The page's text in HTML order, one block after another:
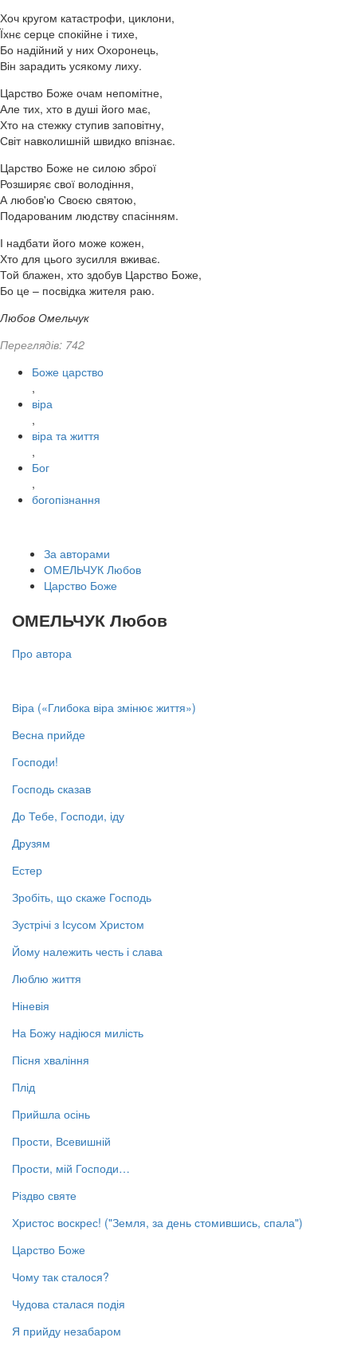
Хоч кругом катастрофи, циклони,
Їхнє серце спокійне і тихе,
Бо надійний у них Охоронець,
Він зарадить усякому лиху.
Царство Боже очам непомітне,
Але тих, хто в душі його має,
Хто на стежку ступив заповітну,
Світ навколишній швидко впізнає.
Царство Боже не силою зброї
Розширяє свої володіння,
А любов'ю Своєю святою,
Подарованим людству спасінням.
І надбати його може кожен,
Хто для цього зусилля вживає.
Той блажен, хто здобув Царство Боже,
Бо це – посвідка жителя раю.
Любов Омельчук
Переглядів: 742
Боже царство
,
віра
,
віра та життя
,
Бог
,
богопізнання
За авторами
ОМЕЛЬЧУК Любов
Царство Боже
ОМЕЛЬЧУК Любов
Про автора
Віра («Глибока віра змінює життя»)
Весна прийде
Господи!
Господь сказав
До Тебе, Господи, іду
Друзям
Естер
Зробіть, що скаже Господь
Зустрічі з Ісусом Христом
Йому належить честь і слава
Люблю життя
Ніневія
На Божу надіюся милість
Пісня хваління
Плід
Прийшла осінь
Прости, Всевишній
Прости, мій Господи…
Різдво святе
Христос воскрес! ("Земля, за день стомившись, спала")
Царство Боже
Чому так сталося?
Чудова сталася подія
Я прийду незабаром